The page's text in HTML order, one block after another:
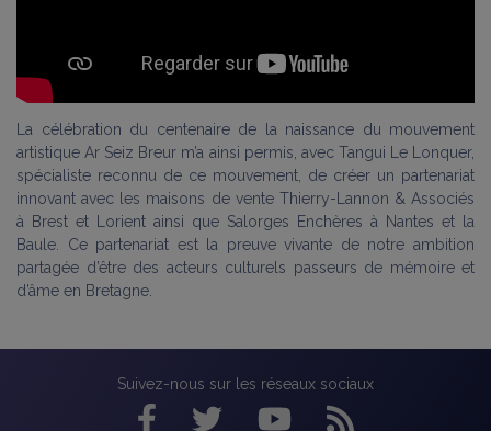
La célébration du centenaire de la naissance du mouvement
artistique Ar Seiz Breur m’a ainsi permis, avec Tangui Le Lonquer,
spécialiste reconnu de ce mouvement, de créer un partenariat
innovant avec les maisons de vente Thierry-Lannon & Associés
à Brest et Lorient ainsi que Salorges Enchères à Nantes et la
Baule. Ce partenariat est la preuve vivante de notre ambition
partagée d’être des acteurs culturels passeurs de mémoire et
d’âme en Bretagne.
Suivez-nous sur les réseaux sociaux